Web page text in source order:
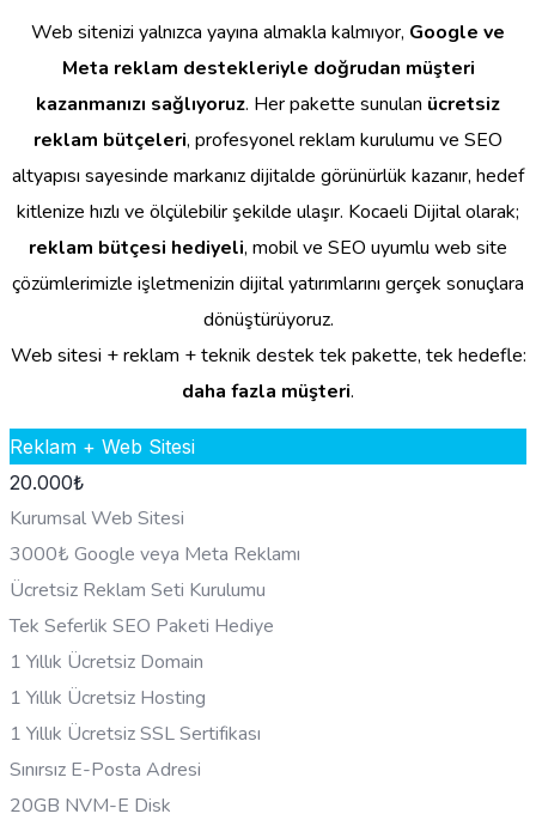
Web sitenizi yalnızca yayına almakla kalmıyor, Google ve
Meta reklam destekleriyle doğrudan müşteri
kazanmanızı sağlıyoruz. Her pakette sunulan ücretsiz
reklam bütçeleri, profesyonel reklam kurulumu ve SEO
altyapısı sayesinde markanız dijitalde görünürlük kazanır, hedef
kitlenize hızlı ve ölçülebilir şekilde ulaşır. Kocaeli Dijital olarak;
reklam bütçesi hediyeli, mobil ve SEO uyumlu web site
çözümlerimizle işletmenizin dijital yatırımlarını gerçek sonuçlara
dönüştürüyoruz.
Web sitesi + reklam + teknik destek tek pakette, tek hedefle:
daha fazla müşteri.
Reklam + Web Sitesi
20.000₺
Kurumsal Web Sitesi
3000₺ Google veya Meta Reklamı
Ücretsiz Reklam Seti Kurulumu
Tek Seferlik SEO Paketi Hediye
1 Yıllık Ücretsiz Domain
1 Yıllık Ücretsiz Hosting
1 Yıllık Ücretsiz SSL Sertifikası
Sınırsız E-Posta Adresi
20GB NVM-E Disk